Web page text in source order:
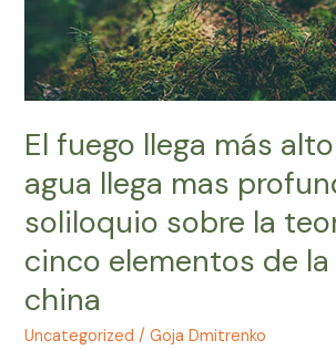
El fuego llega más
agua llega mas
soliloquio sobre la
cinco elementos de
china
Uncategorized /Goja Dmitrenko
mas
profundo:
un
sobre
la
teoría
de
los
cinco
elementos
de